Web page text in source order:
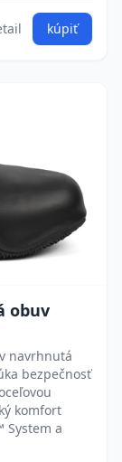
kúpiť
obuv
navrhnutá
bezpečnosť
komfort
System a